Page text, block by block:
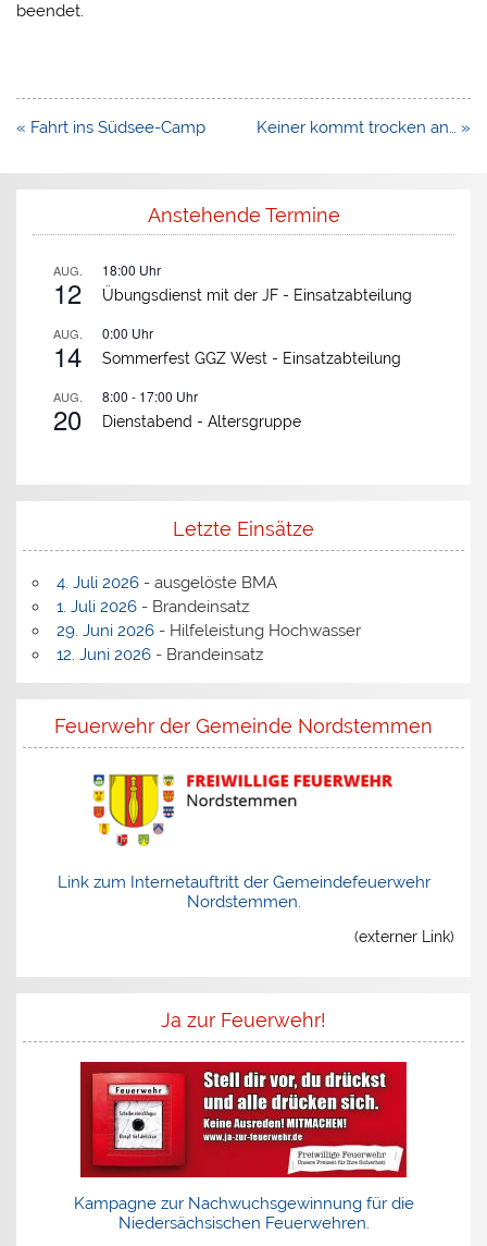
beendet.
Beitragsnavigation
« Fahrt ins Südsee-Camp Keiner kommt trocken an… »
Anstehende Termine
AUG.
12
18:00 Uhr
Übungsdienst mit der JF - Einsatzabteilung
AUG.
14
0:00 Uhr
Sommerfest GGZ West - Einsatzabteilung
AUG.
20
8:00 - 17:00 Uhr
Dienstabend -Altersgruppe
Letzte Einsätze
4. Juli 2026- ausgelöste BMA
1. Juli 2026- Brandeinsatz
29. Juni 2026- Hilfeleistung Hochwasser
12. Juni 2026- Brandeinsatz
Feuerwehr der Gemeinde Nordstemmen
Link zum Internetauftritt der Gemeindefeuerwehr
Nordstemmen.
(externer Link)
Ja zur Feuerwehr!
Kampagne zur Nachwuchsgewinnung für die
Niedersächsischen Feuerwehren.